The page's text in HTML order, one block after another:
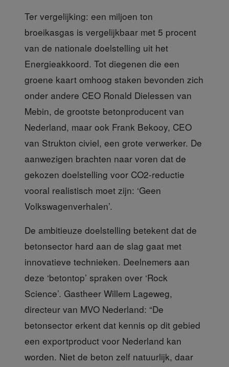
Ter vergelijking: een miljoen ton
broeikasgas is vergelijkbaar met 5 procent
van de nationale doelstelling uit het
Energieakkoord. Tot diegenen die een
groene kaart omhoog staken bevonden zich
onder andere CEO Ronald Dielessen van
Mebin, de grootste betonproducent van
Nederland, maar ook Frank Bekooy, CEO
van Strukton civiel, een grote verwerker. De
aanwezigen brachten naar voren dat de
gekozen doelstelling voor CO2-reductie
vooral realistisch moet zijn: ‘Geen
Volkswagenverhalen’.
De ambitieuze doelstelling betekent dat de
betonsector hard aan de slag gaat met
innovatieve technieken. Deelnemers aan
deze ‘betontop’ spraken over ‘Rock
Science’. Gastheer Willem Lageweg,
directeur van MVO Nederland: “De
betonsector erkent dat kennis op dit gebied
een exportproduct voor Nederland kan
worden. Niet de beton zelf natuurlijk, daar